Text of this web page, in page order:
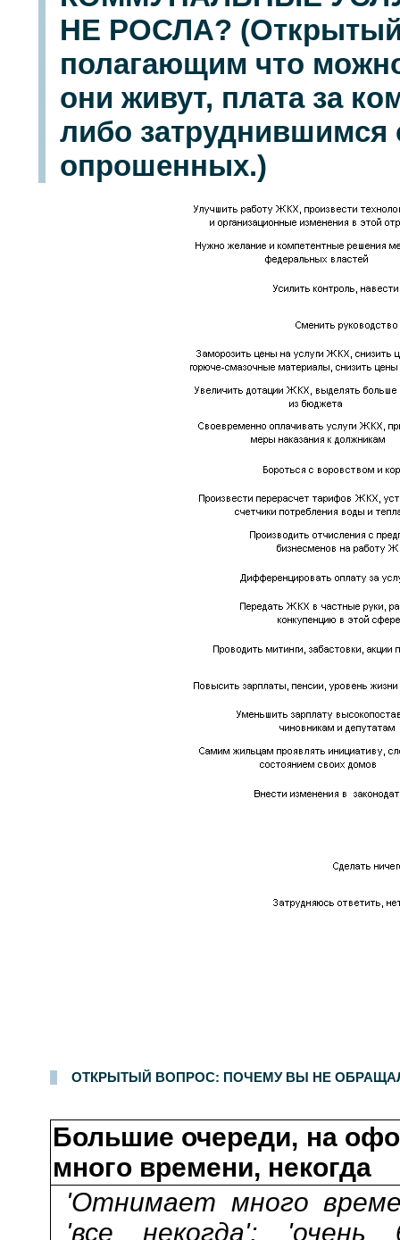
НЕ РОСЛА? (Открытый
полагающим что
они живут, плата за
либо затруднившимся
опрошенных.)
ОТКРЫТЫЙ ВОПРОС: ПОЧЕМУ ВЫ НЕ
Большие очереди, на
много времени, некогда
'Отнимает много
'все некогда'; 'очень